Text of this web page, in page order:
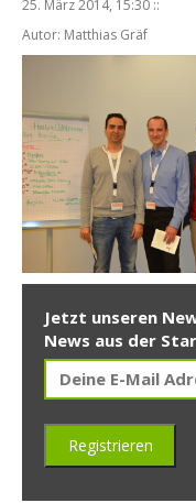
25. März 2014, 15:30 ::
Autor: Matthias Gräf
Jetzt unseren
News aus der